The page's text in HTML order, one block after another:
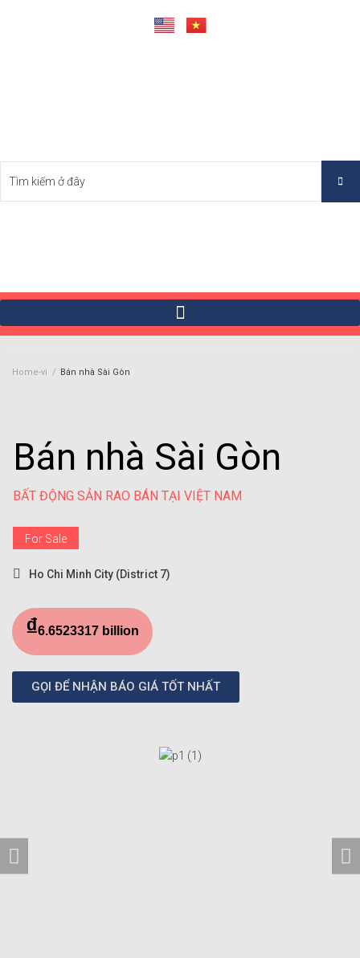
Home-vi / Bán nhà Sài Gòn
Bán nhà Sài Gòn
BẤT ĐỘNG SẢN RAO BÁN TẠI VIỆT NAM
For Sale
Ho Chi Minh City (District 7)
₫6.6523317 billion
GỌI ĐỂ NHẬN BÁO GIÁ TỐT NHẤT